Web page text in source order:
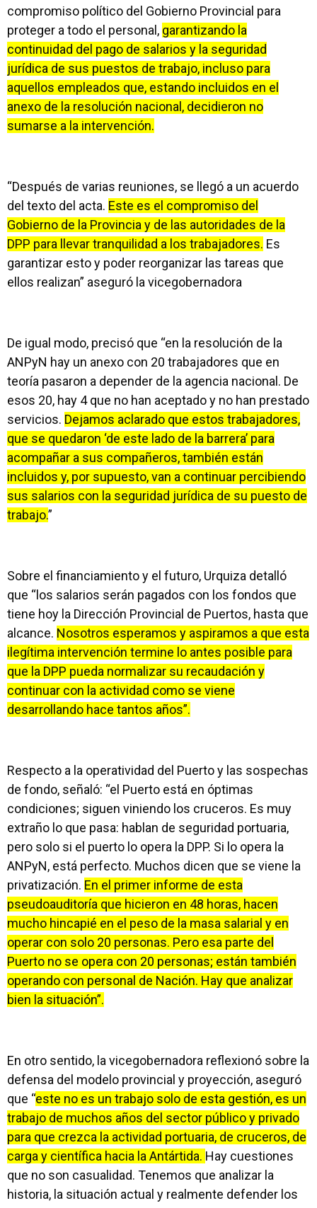
compromiso político del Gobierno Provincial para
proteger a todo el personal, garantizando la
continuidad del pago de salarios y la seguridad
jurídica de sus puestos de trabajo, incluso para
aquellos empleados que, estando incluidos en el
anexo de la resolución nacional, decidieron no
sumarse a la intervención.
“Después de varias reuniones, se llegó a un acuerdo
del texto del acta. Este es el compromiso del
Gobierno de la Provincia y de las autoridades de la
DPP para llevar tranquilidad a los trabajadores. Es
garantizar esto y poder reorganizar las tareas que
ellos realizan” aseguró la vicegobernadora
De igual modo, precisó que “en la resolución de la
ANPyN hay un anexo con 20 trabajadores que en
teoría pasaron a depender de la agencia nacional. De
esos 20, hay 4 que no han aceptado y no han prestado
servicios. Dejamos aclarado que estos trabajadores,
que se quedaron ‘de este lado de la barrera’ para
acompañar a sus compañeros, también están
incluidos y, por supuesto, van a continuar percibiendo
sus salarios con la seguridad jurídica de su puesto de
trabajo.”
Sobre el financiamiento y el futuro, Urquiza detalló
que “los salarios serán pagados con los fondos que
tiene hoy la Dirección Provincial de Puertos, hasta que
alcance. Nosotros esperamos y aspiramos a que esta
ilegítima intervención termine lo antes posible para
que la DPP pueda normalizar su recaudación y
continuar con la actividad como se viene
desarrollando hace tantos años”.
Respecto a la operatividad del Puerto y las sospechas
de fondo, señaló: “el Puerto está en óptimas
condiciones; siguen viniendo los cruceros. Es muy
extraño lo que pasa: hablan de seguridad portuaria,
pero solo si el puerto lo opera la DPP. Si lo opera la
ANPyN, está perfecto. Muchos dicen que se viene la
privatización. En el primer informe de esta
pseudoauditoría que hicieron en 48 horas, hacen
mucho hincapié en el peso de la masa salarial y en
operar con solo 20 personas. Pero esa parte del
Puerto no se opera con 20 personas; están también
operando con personal de Nación. Hay que analizar
bien la situación”.
En otro sentido, la vicegobernadora reflexionó sobre la
defensa del modelo provincial y proyección, aseguró
que “este no es un trabajo solo de esta gestión, es un
trabajo de muchos años del sector público y privado
para que crezca la actividad portuaria, de cruceros, de
carga y científica hacia la Antártida. Hay cuestiones
que no son casualidad. Tenemos que analizar la
historia, la situación actual y realmente defender los